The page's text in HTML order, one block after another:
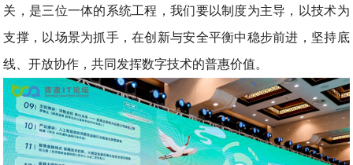
关，是三位一体的系统工程，我们要以制度为主导，以技术为
支撑，以场景为抓手，在创新与安全平衡中稳步前进，坚持底
线、开放协作，共同发挥数字技术的普惠价值。